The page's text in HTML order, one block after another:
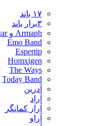
۱۷ باند
۳برار باند
Armaph و Afgar
Emo Band
Espertip
Homxigen
The Ways
Today Band
آدرین
آراد
آراز کمانگر
آراو